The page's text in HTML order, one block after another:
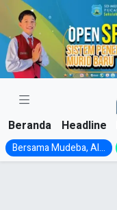
Skip
content
Beranda Headline
Bersama Mudeba, Al...